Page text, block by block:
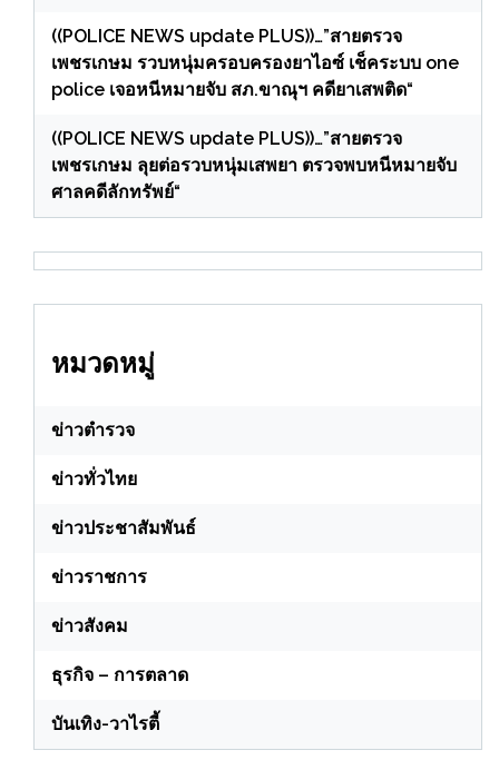
((POLICE NEWS update PLUS))…”สายตรวจ
เพชรเกษม รวบหนุ่มครอบครองยาไอซ์ เช็คระบบ one
police เจอหนีหมายจับ สภ.ขาณุฯ คดียาเสพติด“
((POLICE NEWS update PLUS))…”สายตรวจ
เพชรเกษม ลุยต่อรวบหนุ่มเสพยา ตรวจพบหนีหมายจับ
ศาลคดีลักทรัพย์“
หมวดหมู่
ข่าวตำรวจ
ข่าวทั่วไทย
ข่าวประชาสัมพันธ์
ข่าวราชการ
ข่าวสังคม
ธุรกิจ – การตลาด
บันเทิง-วาไรตี้